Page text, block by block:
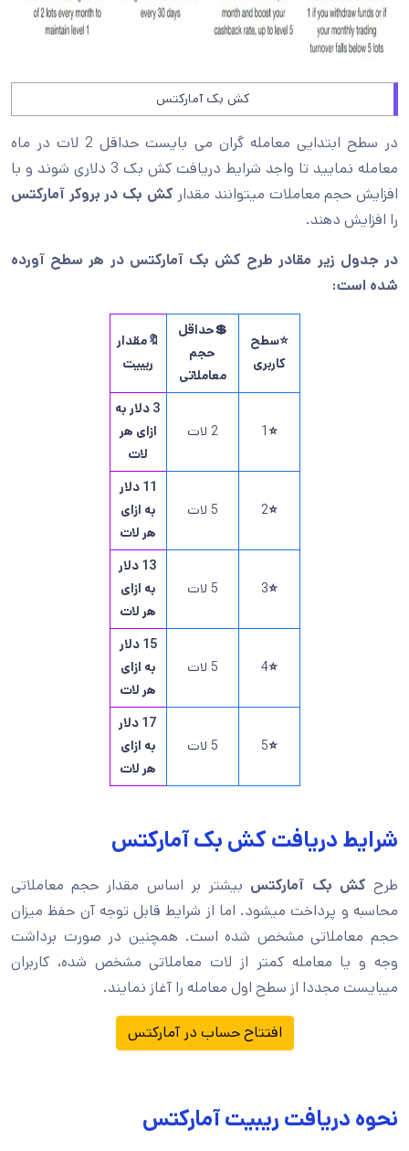
کش بک آمارکتس
در سطح ابتدایی معامله گران می بایست حداقل 2 لات در ماه
معامله نمایید تا واجد شرایط دریافت کش بک 3 دلاری شوند و با
افزایش حجم معاملات میتوانند مقدار کش بک در بروکر آمارکتس
را افزایش دهند.
در جدول زیر مقادر طرح کش بک آمارکتس در هر سطح آورده
شده است:
⭐سطح
کاربری
💲حداقل
حجم
معاملاتی
🔖مقدار
ریبیت
⭐
1 2 لات
3 دلار به
ازای هر
لات
⭐
2 5 لات
11 دلار
به ازای
هر لات
⭐
3 5 لات
13 دلار
به ازای
هر لات
⭐
4 5 لات
15 دلار
به ازای
هر لات
⭐
5 5 لات
17 دلار
به ازای
هر لات
شرایط دریافت کش بک آمارکتس
طرح کش بک آمارکتس بیشتر بر اساس مقدار حجم معاملاتی
محاسبه و پرداخت میشود. اما از شرایط قابل توجه آن حفظ میزان
حجم معاملاتی مشخص شده است. همچنین در صورت برداشت
وجه و یا معامله کمتر از لات معاملاتی مشخص شده، کاربران
میبایست مجددا از سطح اول معامله را آغاز نمایند.
افتتاح حساب در آمارکتس
نحوه دریافت ریبیت آمارکتس